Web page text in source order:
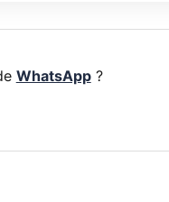
WhatsApp?